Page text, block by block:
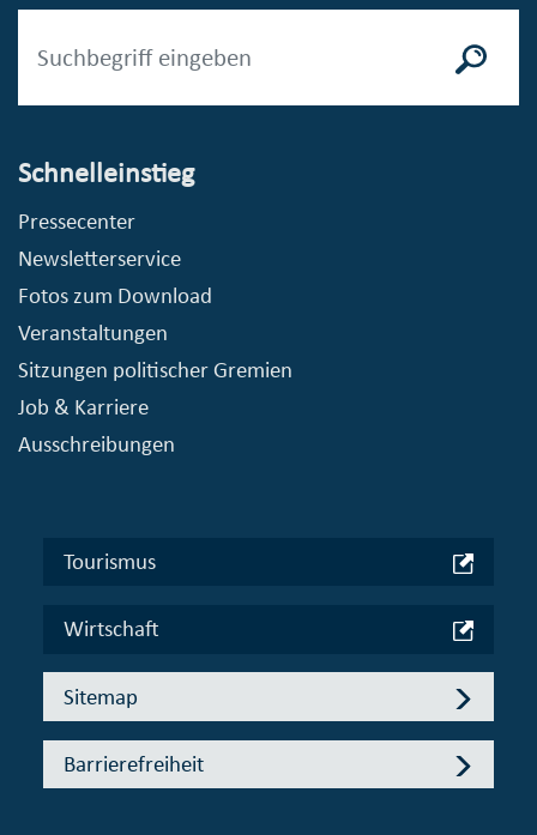
Schnelleinstieg
Pressecenter
Newsletterservice
Fotos zum Download
Veranstaltungen
Sitzungen politischer Gremien
Job & Karriere
Ausschreibungen
Tourismus
Wirtschaft
Sitemap
Barrierefreiheit